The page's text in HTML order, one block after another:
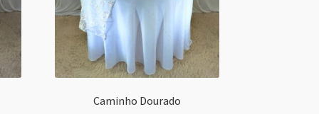
Caminho Dourado